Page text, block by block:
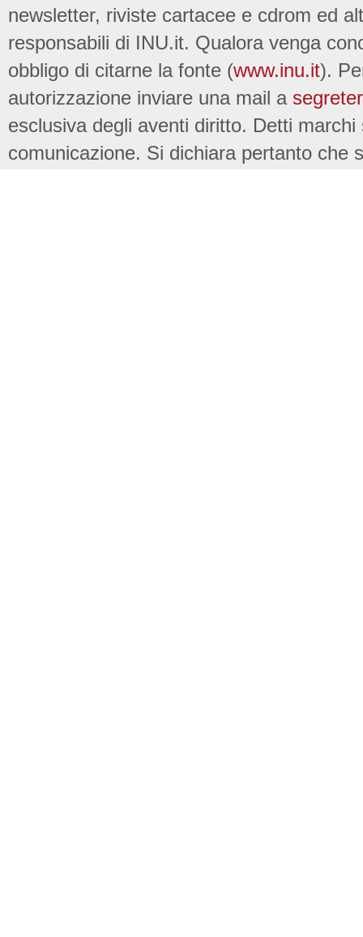
newsletter, riviste cartacee e cdrom ed
responsabili di INU.it. Qualora venga
obbligo di citarne la fonte (www.inu.it).
autorizzazione inviare una mail a
esclusiva degli aventi diritto. Detti
comunicazione. Si dichiara pertanto che